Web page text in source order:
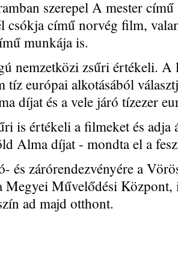
szerepel A mester
csókja című norvég film,
munkája is.
nemzetközi zsűri értékeli. A
tíz európai alkotásából
díjat és a vele járó tízezer
is értékeli a filmeket és adja
Alma díjat - mondta el a
és zárórendezvényére a
Megyei Művelődési
ad majd otthont.